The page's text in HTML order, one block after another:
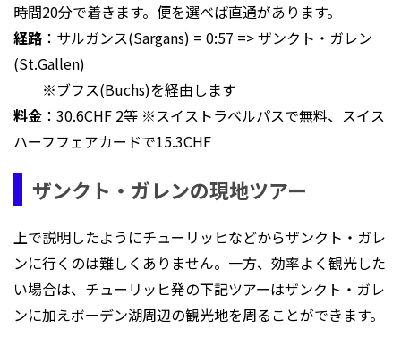
時間20分で着きます。便を選べば直通があります。
経路 ：サルガンス(Sargans) = 0:57 => ザンクト・ガレン
(St.Gallen)
※ブフス(Buchs)を経由します
料金 ：30.6CHF 2等 ※スイストラベルパスで無料、スイス
ハーフフェアカードで15.3CHF
ザンクト・ガレンの現地ツアー
上で説明したようにチューリッヒなどからザンクト・ガレ
ンに行くのは難しくありません。一方、効率よく観光した
い場合は、チューリッヒ発の下記ツアーはザンクト・ガレ
ンに加えボーデン湖周辺の観光地を周ることができます。